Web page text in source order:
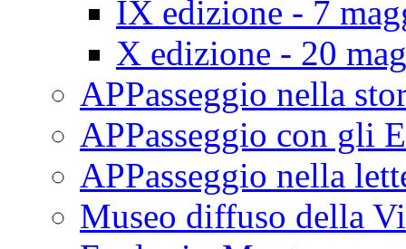
IX edizione - 7
X edizione - 20
APPasseggio nella
APPasseggio con gli
APPasseggio nella
Museo diffuso della